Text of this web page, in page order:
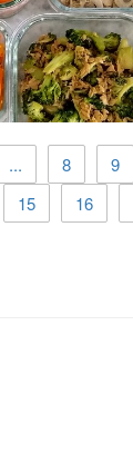
... 8 9
15 16